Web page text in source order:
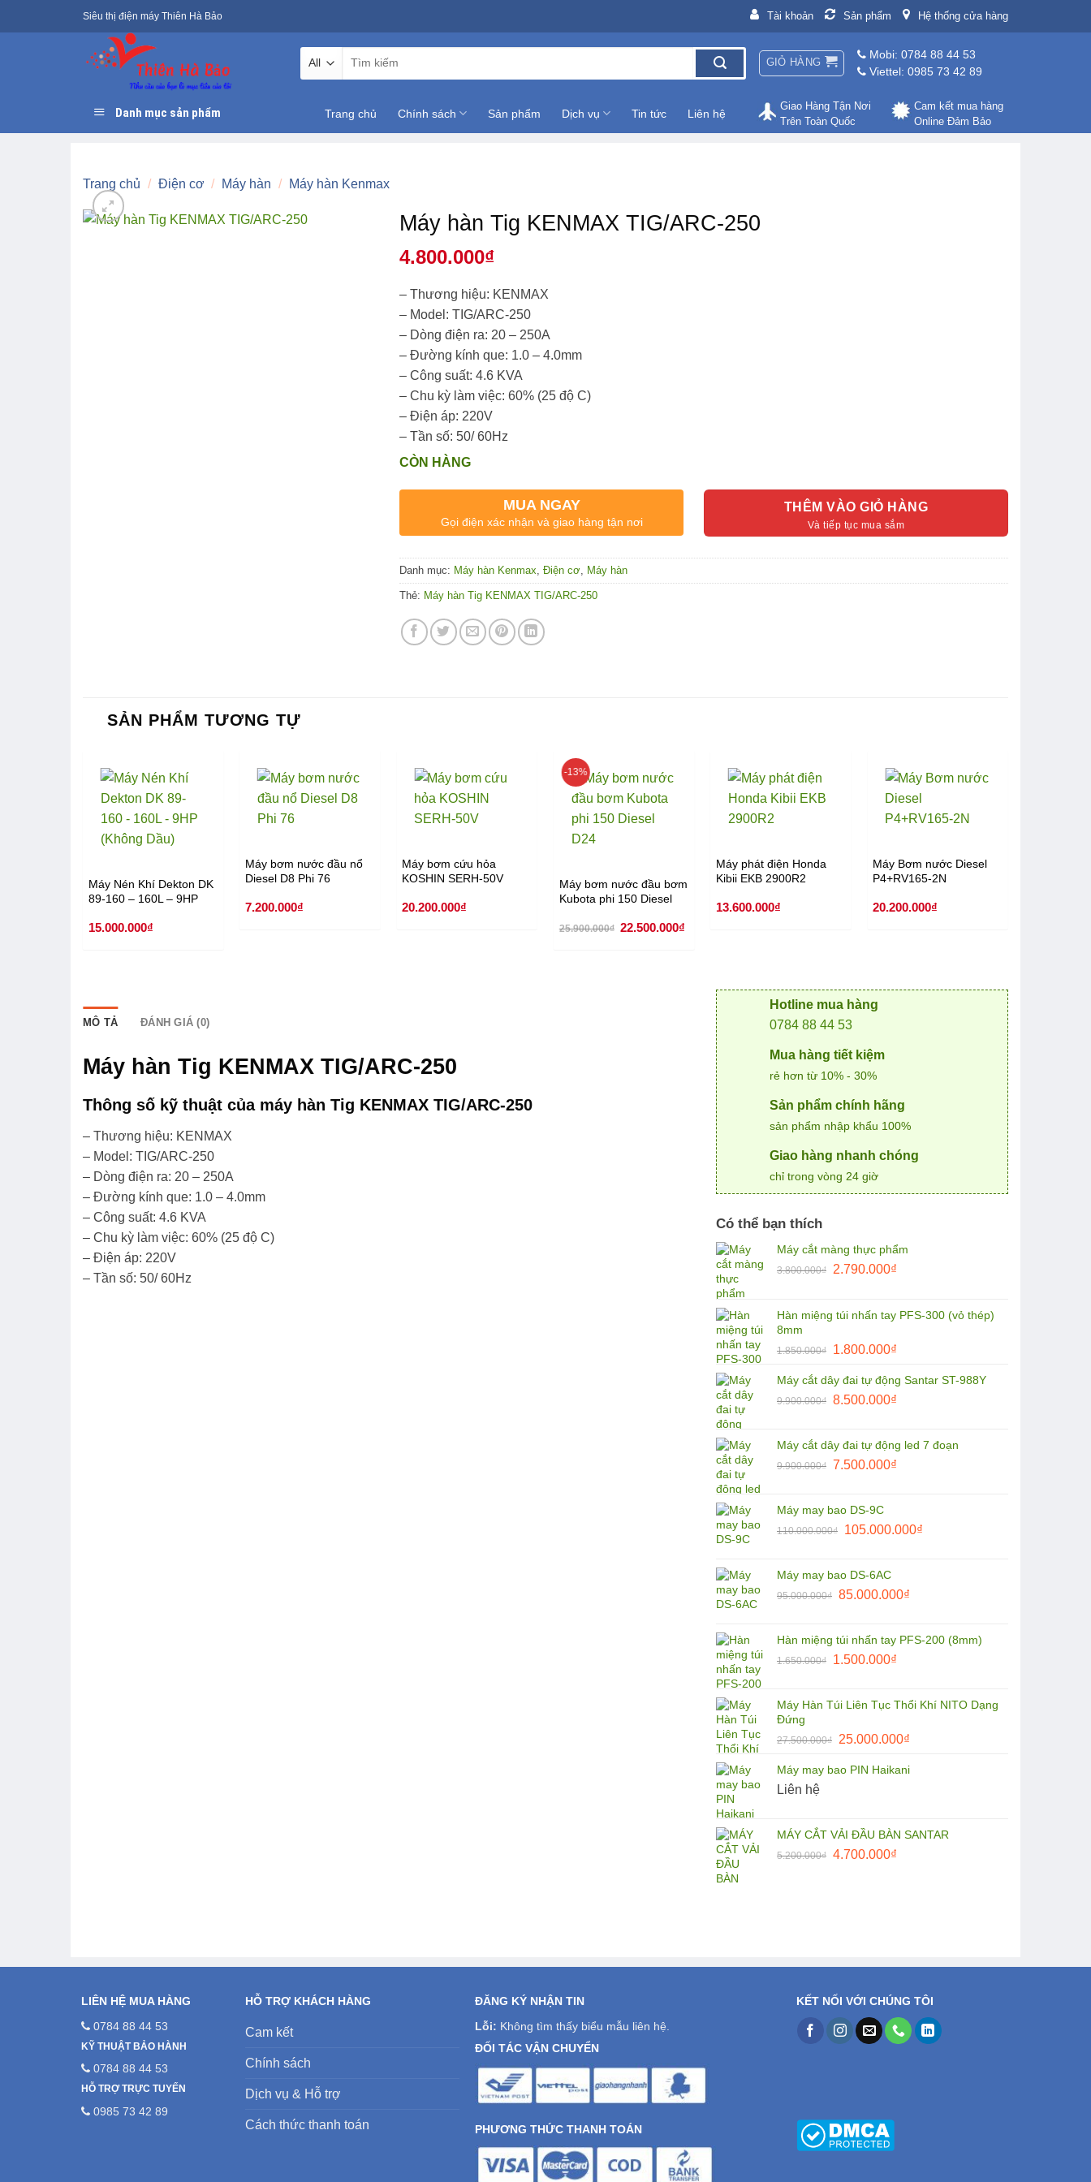
to
Siêu thị điện máy Thiên Hà Bảo Tài khoản Sản phẩm Hệ thống cửa hàng
kiếm:
GIỎ HÀNG
Mobi: 0784 88 44 53
Viettel: 0985 73 42 89
Danh mục sản phẩm Trang chủ Chính sách Sản phẩm Dịch vụ Tin tức Liên hệ
Giao Hàng Tận Nơi
Trên Toàn Quốc
Cam kết mua hàng
Online Đảm Bảo
Trang chủ / Điện cơ / Máy hàn / Máy hàn Kenmax
Máy hàn Tig KENMAX TIG/ARC-250
4.800.000₫
– Thương hiệu: KENMAX
– Model: TIG/ARC-250
– Dòng điện ra: 20 – 250A
– Đường kính que: 1.0 – 4.0mm
– Công suất: 4.6 KVA
– Chu kỳ làm việc: 60% (25 độ C)
– Điện áp: 220V
– Tần số: 50/ 60Hz
CÒN HÀNG
THÊM VÀO GIỎ HÀNG
MUA NGAY
Gọi điện xác nhận và giao hàng tận nơi
Danh mục: Máy hàn Kenmax Điện cơ Máy hàn
Thẻ: Máy hàn Tig KENMAX TIG/ARC-250
SẢN PHẨM TƯƠNG TỰ
Máy Nén Khí Dekton DK
89-160 – 160L – 9HP
15.000.000₫
Máy bơm nước đầu nổ
Diesel D8 Phi 76
7.200.000₫
Máy bơm cứu hỏa
KOSHIN SERH-50V
20.200.000₫
-13%
Máy bơm nước đầu bơm
Kubota phi 150 Diesel
25.900.000₫ Giá
22.500.000₫
Máy phát điện Honda
Kibii EKB 2900R2
13.600.000₫
Máy Bơm nước Diesel
P4+RV165-2N
20.200.000₫
MÔ TẢ ĐÁNH GIÁ (0)
Máy hàn Tig KENMAX TIG/ARC-250
Thông số kỹ thuật của máy hàn Tig KENMAX TIG/ARC-250
– Thương hiệu: KENMAX
– Model: TIG/ARC-250
– Dòng điện ra: 20 – 250A
– Đường kính que: 1.0 – 4.0mm
– Công suất: 4.6 KVA
– Chu kỳ làm việc: 60% (25 độ C)
– Điện áp: 220V
– Tần số: 50/ 60Hz
Hotline mua hàng
0784 88 44 53
Mua hàng tiết kiệm
rẻ hơn từ 10% - 30%
Sản phẩm chính hãng
sản phẩm nhập khẩu 100%
Giao hàng nhanh chóng
chỉ trong vòng 24 giờ
Có thể bạn thích
Máy cắt màng thực phẩm
3.800.000₫
Giá
3.800.000₫.
2.790.000₫Giá
là:
Hàn miệng túi nhấn tay PFS-300 (vỏ thép)
8mm
1.850.000₫
Giá
là:
1.850.000₫.
1.800.000₫Giá
tại
là:
Máy cắt dây đai tự động Santar ST-988Y
9.900.000₫ Giá
9.900.000₫.
8.500.000₫Giá
là:
8.500.000₫.
Máy cắt dây đai tự động led 7 đoạn
9.900.000₫ Giá
9.900.000₫.
7.500.000₫Giá
7.500.000₫.
Máy may bao DS-9C
110.000.000₫
Giá
110.000.000₫.
105.000.000₫Giá
Máy may bao DS-6AC
95.000.000₫ Giá
95.000.000₫.
85.000.000₫Giá
là:
Hàn miệng túi nhấn tay PFS-200 (8mm)
1.650.000₫
Giá
1.650.000₫.
1.500.000₫Giá
là:
Máy Hàn Túi Liên Tục Thổi Khí NITO Dạng
Đứng
27.500.000₫
Giá
là:
25.000.000₫Giá
tại
Máy may bao PIN Haikani
Liên hệ
MÁY CẮT VẢI ĐẦU BÀN SANTAR
5.200.000₫ Giá
4.700.000₫Giá
LIÊN HỆ MUA HÀNG
0784 88 44 53
KỸ THUẬT BẢO HÀNH
0784 88 44 53
HỖ TRỢ TRỰC TUYẾN
0985 73 42 89
HỖ TRỢ KHÁCH HÀNG
Cam kết
Chính sách
Dịch vụ & Hỗ trợ
Cách thức thanh toán
ĐĂNG KÝ NHẬN TIN
Lỗi: Không tìm thấy biểu mẫu liên hệ.
ĐỐI TÁC VẬN CHUYỂN
PHƯƠNG THỨC THANH TOÁN
KẾT NỐI VỚI CHÚNG TÔI